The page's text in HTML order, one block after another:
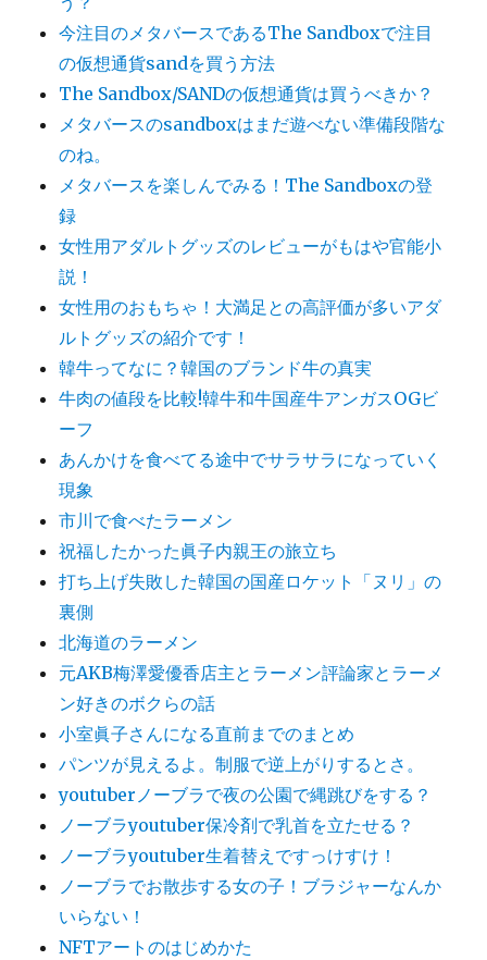
今注目のメタバースであるThe Sandboxで注目
の仮想通貨sandを買う方法
The Sandbox/SANDの仮想通貨は買うべきか？
メタバースのsandboxはまだ遊べない準備段階な
のね。
メタバースを楽しんでみる！The Sandboxの登
録
女性用アダルトグッズのレビューがもはや官能小
説！
女性用のおもちゃ！大満足との高評価が多いアダ
ルトグッズの紹介です！
韓牛ってなに？韓国のブランド牛の真実
牛肉の値段を比較!韓牛和牛国産牛アンガスOGビ
ーフ
あんかけを食べてる途中でサラサラになっていく
現象
市川で食べたラーメン
祝福したかった眞子内親王の旅立ち
打ち上げ失敗した韓国の国産ロケット「ヌリ」の
裏側
北海道のラーメン
元AKB梅澤愛優香店主とラーメン評論家とラーメ
ン好きのボクらの話
小室眞子さんになる直前までのまとめ
パンツが見えるよ。制服で逆上がりするとさ。
youtuberノーブラで夜の公園で縄跳びをする？
ノーブラyoutuber保冷剤で乳首を立たせる？
ノーブラyoutuber生着替えですっけすけ！
ノーブラでお散歩する女の子！ブラジャーなんか
いらない！
NFTアートのはじめかた